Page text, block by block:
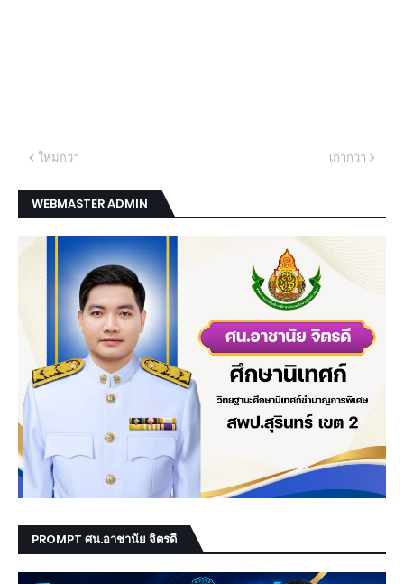
ใหม่กว่า เก่ากว่า
WEBMASTER ADMIN
PROMPT ศน.อาชานัย จิตรดี